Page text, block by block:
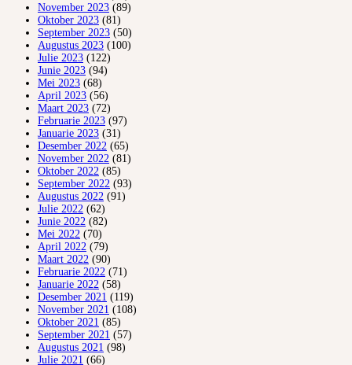
November 2023 (89)
Oktober 2023 (81)
September 2023 (50)
Augustus 2023 (100)
Julie 2023 (122)
Junie 2023 (94)
Mei 2023 (68)
April 2023 (56)
Maart 2023 (72)
Februarie 2023 (97)
Januarie 2023 (31)
Desember 2022 (65)
November 2022 (81)
Oktober 2022 (85)
September 2022 (93)
Augustus 2022 (91)
Julie 2022 (62)
Junie 2022 (82)
Mei 2022 (70)
April 2022 (79)
Maart 2022 (90)
Februarie 2022 (71)
Januarie 2022 (58)
Desember 2021 (119)
November 2021 (108)
Oktober 2021 (85)
September 2021 (57)
Augustus 2021 (98)
Julie 2021 (66)